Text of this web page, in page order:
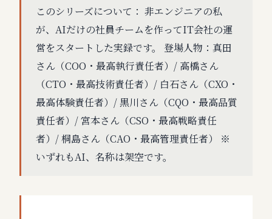
このシリーズについて： 非エンジニアの私
が、AIだけの社員チームを作ってIT会社の運
営をスタートした実録です。 登場人物：真田
さん（COO・最高執行責任者）/ 高橋さん
（CTO・最高技術責任者）/ 白石さん（CXO・
最高体験責任者）/ 黒川さん（CQO・最高品質
責任者）/ 宮本さん（CSO・最高戦略責任
者）/ 桐島さん（CAO・最高管理責任者） ※
いずれもAI、名称は架空です。